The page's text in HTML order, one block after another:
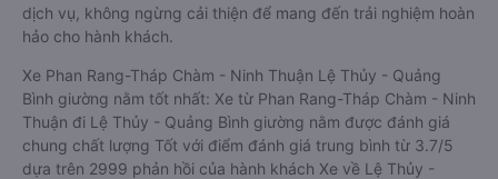
dịch vụ, không ngừng cải thiện để mang đến trải nghiệm hoàn
hảo cho hành khách.
Xe Phan Rang-Tháp Chàm - Ninh Thuận Lệ Thủy - Quảng
Bình giường nằm tốt nhất: Xe từ Phan Rang-Tháp Chàm - Ninh
Thuận đi Lệ Thủy - Quảng Bình giường nằm được đánh giá
chung chất lượng Tốt với điểm đánh giá trung bình từ 3.7/5
dựa trên 2999 phản hồi của hành khách Xe về Lệ Thủy -